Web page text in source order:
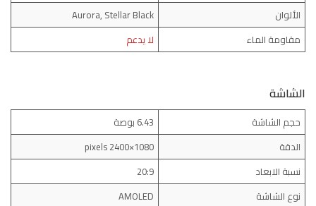
الألوان
Aurora, Stellar Black
مقاومة الماء
لا يدعم
الشاشة
حجم الشاشة
6.43 بوصة
الدقة
1080×2400 pixels
نسبة الابعاد
20:9
نوع الشاشة
AMOLED